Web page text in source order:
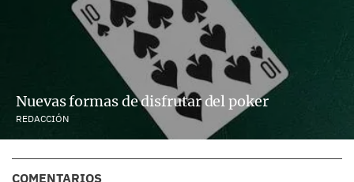
Nuevas formas de disfrutar del poker
REDACCIÓN
COMENTARIOS